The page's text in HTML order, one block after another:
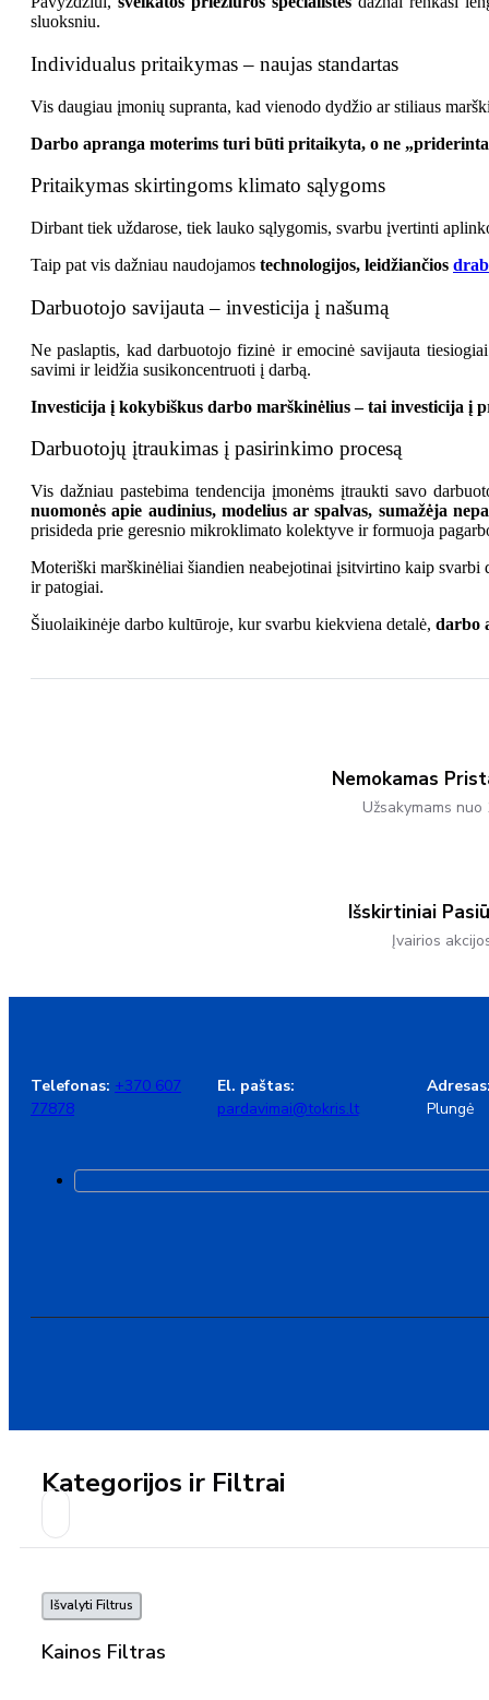
sluoksniu.
Individualus pritaikymas – naujas standartas
Vis daugiau įmonių supranta, kad vienodo dydžio ar stiliaus
Darbo apranga moterims turi būti pritaikyta, o ne
Pritaikymas skirtingoms klimato sąlygoms
Dirbant tiek uždarose, tiek lauko sąlygomis, svarbu įvertinti
Taip pat vis dažniau naudojamos technologijos, leidžiančios
Darbuotojo savijauta – investicija į našumą
Ne paslaptis, kad darbuotojo fizinė ir emocinė savijauta
savimi ir leidžia susikoncentruoti į darbą.
Investicija į kokybiškus darbo marškinėlius – tai investicija į
Darbuotojų įtraukimas į pasirinkimo procesą
Vis dažniau pastebima tendencija įmonėms įtraukti savo
nuomonės apie audinius, modelius ar spalvas, sumažėja
prisideda prie geresnio mikroklimato kolektyve ir formuoja
Moteriški marškinėliai šiandien neabejotinai įsitvirtino kaip
ir patogiai.
Šiuolaikinėje darbo kultūroje, kur svarbu kiekviena detalė, darbo
Nemokamas
Užsakymams nuo
Išskirtiniai
Įvairios
Telefonas: +370 607
77878
El. paštas:
pardavimai@tokris.lt
Plungė
Kategorijos ir Filtrai
Išvalyti Filtrus
Kainos Filtras